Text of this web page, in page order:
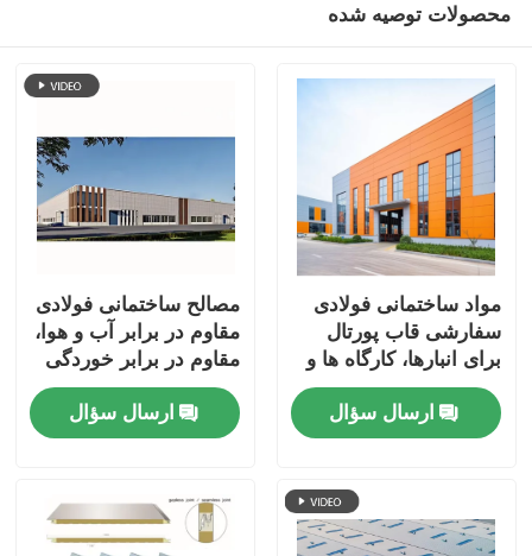
محصولات توصیه شده
مواد ساختمانی فولادی
سفارشی قاب پورتال
برای انبارها، کارگاه ها و
مدارس
ارسال سؤال
مصالح ساختمانی فولادی
مقاوم در برابر آب و هوا،
مقاوم در برابر خوردگی
با استحکام بالا
ارسال سؤال